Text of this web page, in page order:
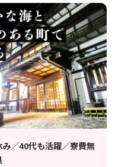
／40代も活躍／寮費無